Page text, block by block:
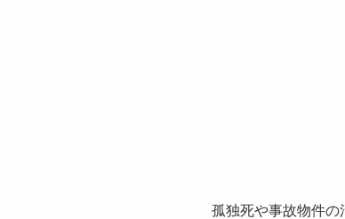
孤独死や事故物件の